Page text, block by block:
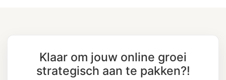
Klaar om jouw online groei
strategisch aan te pakken?!